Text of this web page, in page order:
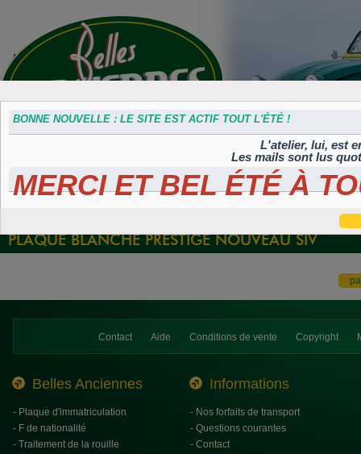
Accessoires
divers
Plaques 3D
Maillefaud et
Plaques
immatriculation
Plaques
autocollantes et
Plaques
peintes
BONNE NOUVELLE : LE SITE EST ACTIF TOUT L'ÉTÉ !
L'atelier, lui, est
Les mails sont lus
MERCI ET BEL ÉTÉ À
PLAQUE BLANCHE PRESTIGE NOUVEAU SIV
Contact Aide Conditions de vente Copyright
Belles Anciennes Informations
- Plaque d'immatriculation
- F de nationalité
- Traitement de la rouille
- Nos forfaits de transport
- Questions courantes
- Contact